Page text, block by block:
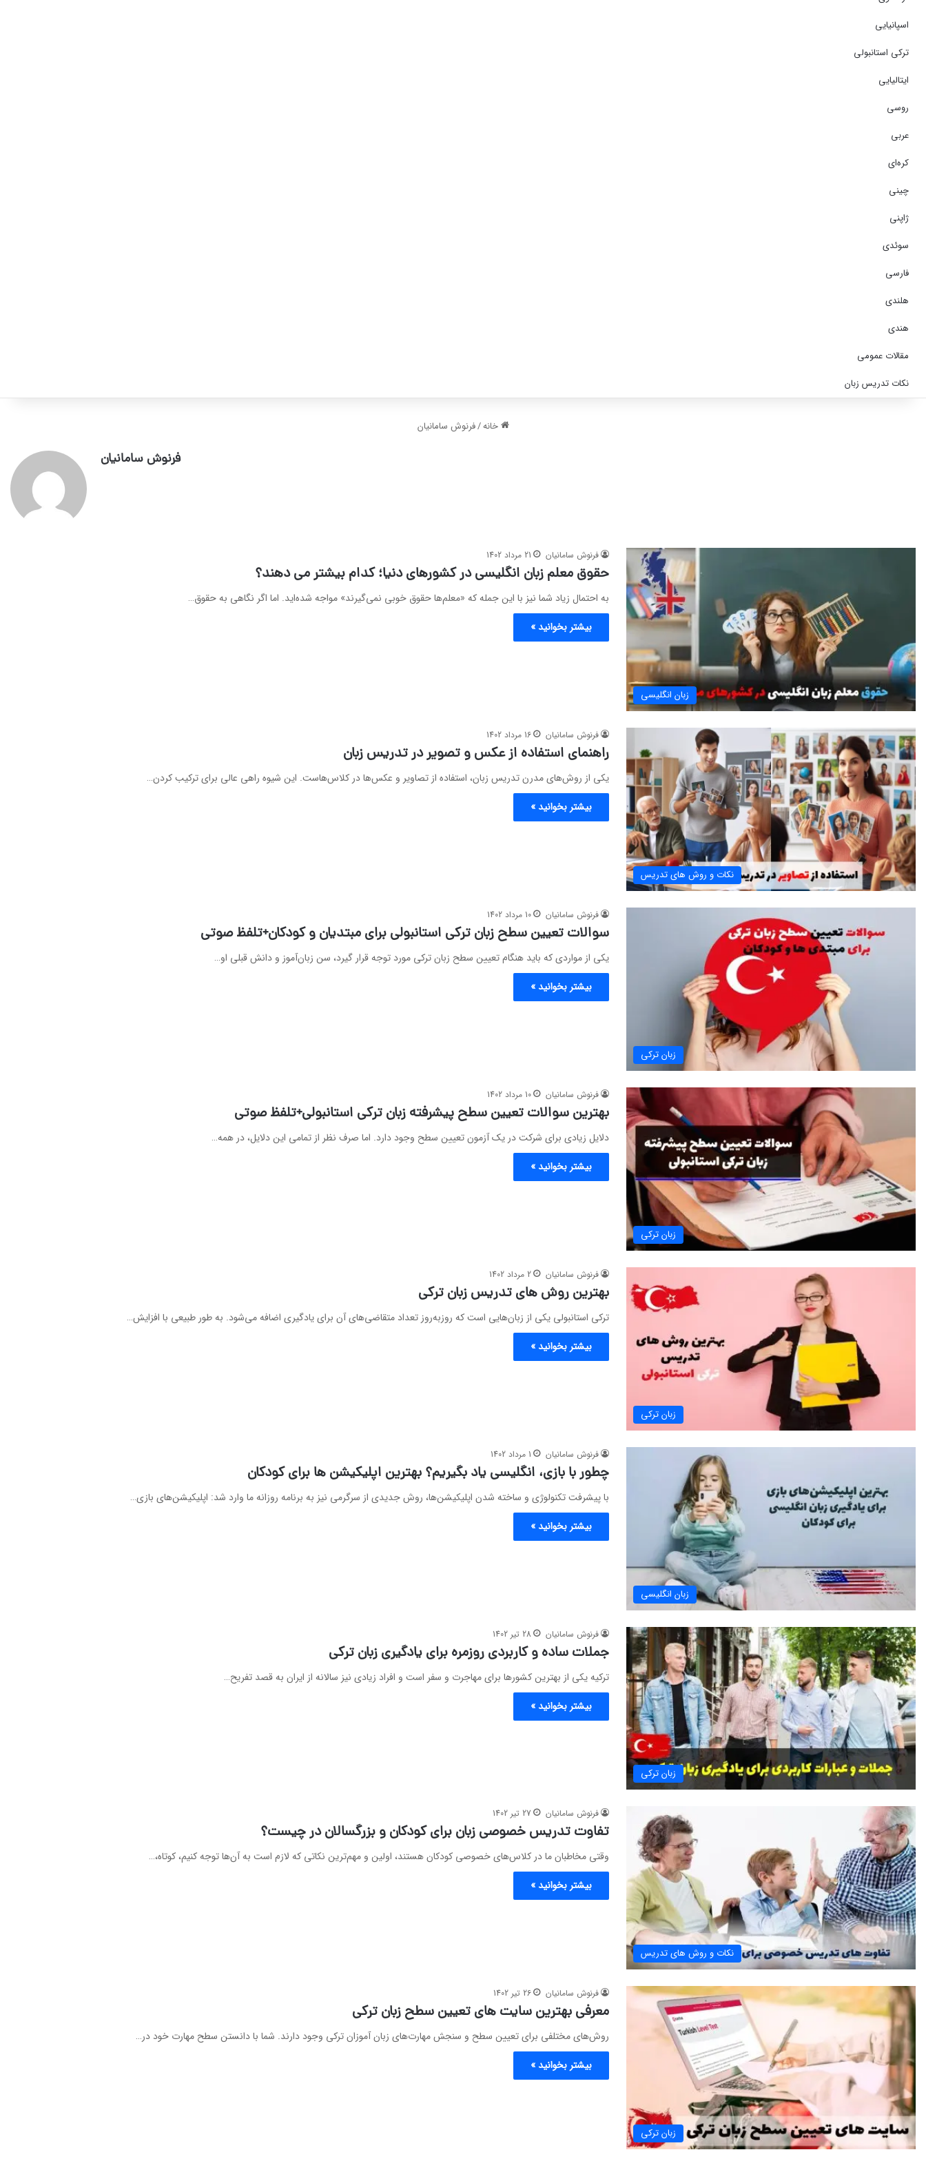
اسپانیایی
ترکی استانبولی
ایتالیایی
روسی
عربی
کره‌ای
چینی
ژاپنی
سوئدی
فارسی
هلندی
هندی
مقالات عمومی
نکات تدریس زبان
خانه/فرنوش سامانیان
فرنوش سامانیان
زبان انگلیسی
فرنوش سامانیان 21 مرداد 1402
حقوق معلم زبان انگلیسی در کشورهای دنیا؛ کدام بیشتر می‌ دهند؟
به احتمال زیاد شما نیز با این جمله که «معلم‌ها حقوق خوبی نمی‌گیرند» مواجه شده‌اید. اما اگر نگاهی به حقوق…
بیشتر بخوانید »
نکات و روش های تدریس
فرنوش سامانیان 16 مرداد 1402
راهنمای استفاده از عکس و تصویر در تدریس زبان
یکی از روش‌های مدرن تدریس زبان، استفاده از تصاویر و عکس‌ها در کلاس‌هاست. این شیوه راهی عالی برای ترکیب کردن…
بیشتر بخوانید »
زبان ترکی
فرنوش سامانیان 10 مرداد 1402
سوالات تعیین سطح زبان ترکی استانبولی برای مبتدیان و کودکان+تلفظ صوتی
یکی از مواردی که باید هنگام تعیین سطح زبان ترکی مورد توجه قرار گیرد، سن زبان‌آموز و دانش قبلی او…
بیشتر بخوانید »
زبان ترکی
فرنوش سامانیان 10 مرداد 1402
بهترین سوالات تعیین سطح پیشرفته زبان ترکی استانبولی+تلفظ صوتی
دلایل زیادی برای شرکت در یک آزمون تعیین سطح وجود دارد. اما صرف نظر از تمامی این دلایل، در همه…
بیشتر بخوانید »
زبان ترکی
فرنوش سامانیان 2 مرداد 1402
بهترین روش‌ های تدریس زبان ترکی
ترکی استانبولی یکی از زبان‌هایی است که روزبه‌روز تعداد متقاضی‌های آن برای یادگیری اضافه می‌شود. به طور طبیعی با افزایش…
بیشتر بخوانید »
زبان انگلیسی
فرنوش سامانیان 1 مرداد 1402
چطور با بازی، انگلیسی یاد بگیریم؟ بهترین اپلیکیشن‌ ها برای کودکان
با پیشرفت تکنولوژی و ساخته شدن اپلیکیشن‌ها، روش جدیدی از سرگرمی نیز به برنامه روزانه ما وارد شد: اپلیکیشن‌های بازی…
بیشتر بخوانید »
زبان ترکی
فرنوش سامانیان 28 تیر 1402
جملات ساده و کاربردی روزمره برای یادگیری زبان ترکی
ترکیه یکی از بهترین کشورها برای مهاجرت و سفر است و افراد زیادی نیز سالانه از ایران به قصد تفریح…
بیشتر بخوانید »
نکات و روش های تدریس
فرنوش سامانیان 27 تیر 1402
تفاوت تدریس خصوصی زبان برای کودکان و بزرگسالان در چیست؟
وقتی مخاطبان ما در کلاس‌های خصوصی کودکان هستند، اولین و مهم‌ترین نکاتی که لازم است به آن‌ها توجه کنیم، کوتاه،…
بیشتر بخوانید »
زبان ترکی
فرنوش سامانیان 26 تیر 1402
معرفی بهترین سایت‌ های تعیین سطح زبان ترکی
روش‌های مختلفی برای تعیین سطح و سنجش مهارت‌های زبان آموزان ترکی وجود دارند. شما با دانستن سطح مهارت خود در…
بیشتر بخوانید »